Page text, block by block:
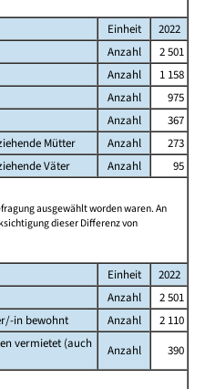
Einheit
2022
Anzahl
2 501
Anzahl
1 158
Anzahl
975
Anzahl
367
Mütter
Anzahl
273
Väter
Anzahl
95
ausgewählt worden waren. An
dieser Differenz von
Einheit
2022
Anzahl
2 501
in bewohnt Anzahl
2 110
vermietet (auch
Anzahl
390